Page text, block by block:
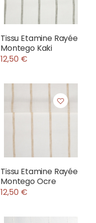
Tissu Etamine Rayée
Montego Kaki
12,50 €
Tissu Etamine Rayée
Montego Ocre
12,50 €